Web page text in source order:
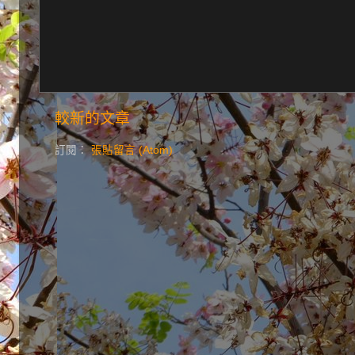
較新的文章
訂閱：張貼留言 (Atom)